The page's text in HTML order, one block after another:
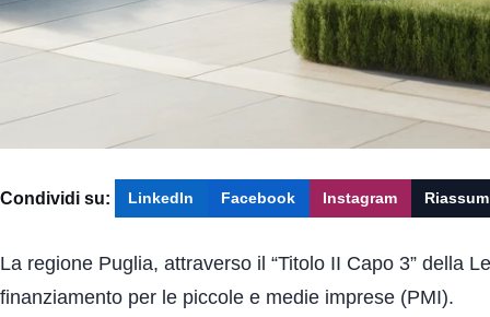
Condividi su: LinkedIn Facebook Instagram
La regione Puglia, attraverso il “Titolo II Capo 3” della
finanziamento per le piccole e medie imprese (PMI).